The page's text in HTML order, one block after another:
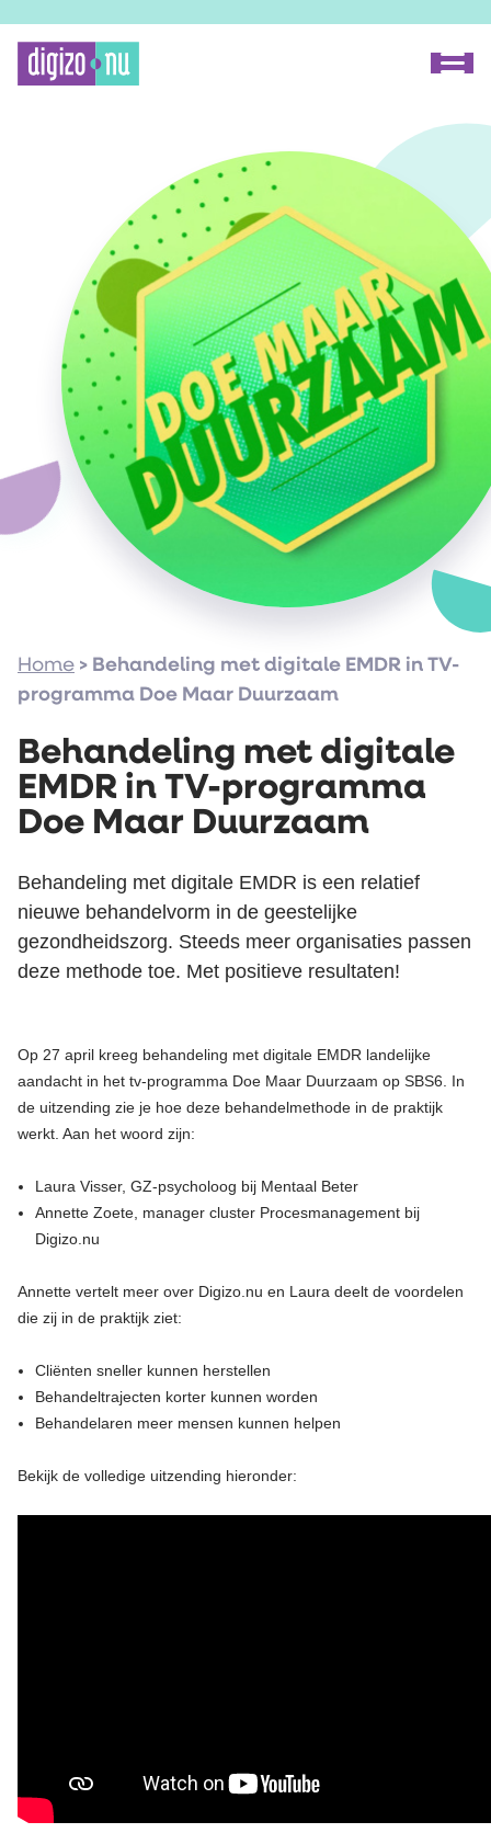
Proceszoeker
Over Digizo.nu
Voor onderzoekers
Voor fabrikanten
Onze experts
FAQ
Contact
Zoeken
Home > Behandeling met digitale EMDR in TV-
programma Doe Maar Duurzaam
Behandeling met digitale
EMDR in TV-programma
Doe Maar Duurzaam
Behandeling met digitale EMDR is een relatief
nieuwe behandelvorm in de geestelijke
gezondheidszorg. Steeds meer organisaties passen
deze methode toe. Met positieve resultaten!
Op 27 april kreeg behandeling met digitale EMDR landelijke
aandacht in het tv-programma Doe Maar Duurzaam op SBS6. In
de uitzending zie je hoe deze behandelmethode in de praktijk
werkt. Aan het woord zijn:
Laura Visser, GZ-psycholoog bij Mentaal Beter
Annette Zoete, manager cluster Procesmanagement bij
Digizo.nu
Annette vertelt meer over Digizo.nu en Laura deelt de voordelen
die zij in de praktijk ziet:
Cliënten sneller kunnen herstellen
Behandeltrajecten korter kunnen worden
Behandelaren meer mensen kunnen helpen
Bekijk de volledige uitzending hieronder: